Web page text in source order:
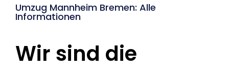
Umzug Mannheim Bremen: Alle
Informationen
Wir sind die